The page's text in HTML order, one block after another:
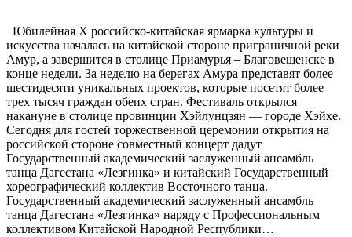
Юбилейная X российско-китайская ярмарка культуры и
искусства началась на китайской стороне приграничной реки
Амур, а завершится в столице Приамурья – Благовещенске в
конце недели. За неделю на берегах Амура представят более
шестидесяти уникальных проектов, которые посетят более
трех тысяч граждан обеих стран. Фестиваль открылся
накануне в столице провинции Хэйлунцзян — городе Хэйхе.
Сегодня для гостей торжественной церемонии открытия на
российской стороне совместный концерт дадут
Государственный академический заслуженный ансамбль
танца Дагестана «Лезгинка» и китайский Государственный
хореографический коллектив Восточного танца.
Государственный академический заслуженный ансамбль
танца Дагестана «Лезгинка» наряду с Профессиональным
коллективом Китайской Народной Республики…